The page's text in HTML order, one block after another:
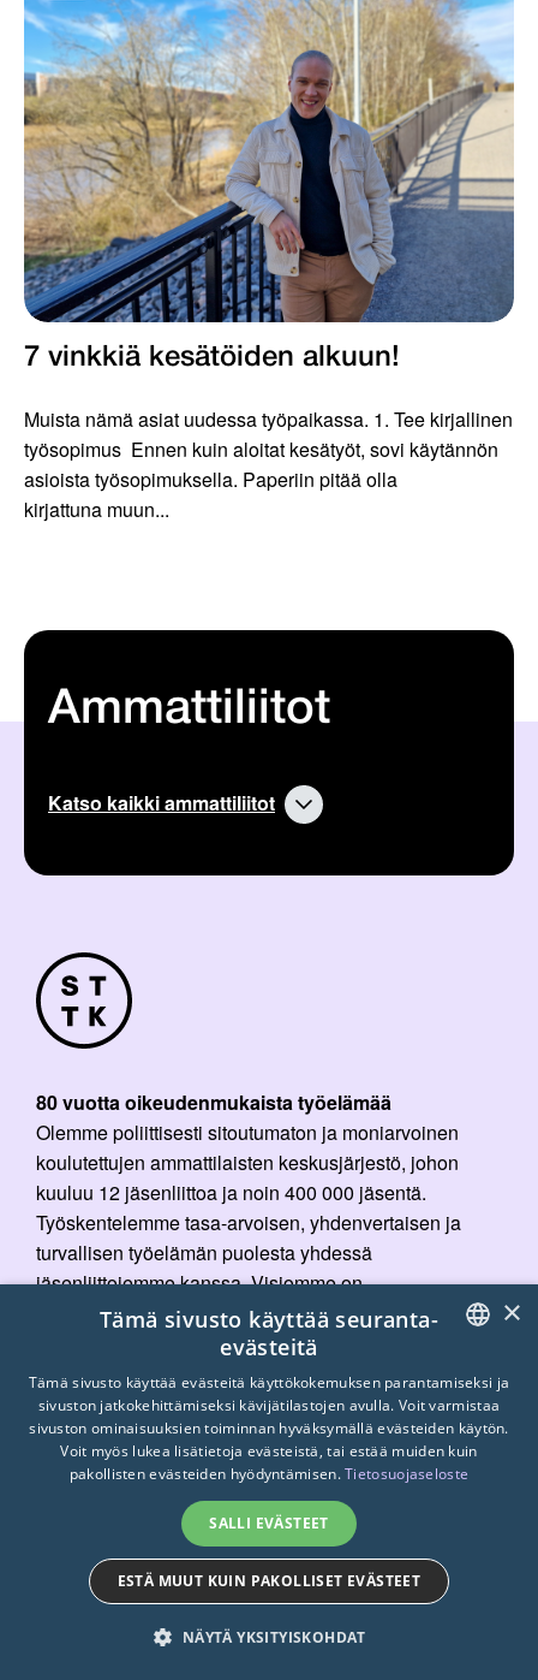
7 vinkkiä kesätöiden alkuun!
Muista nämä asiat uudessa työpaikassa. 1. Tee kirjallinen
työsopimus Ennen kuin aloitat kesätyöt, sovi käytännön
asioista työsopimuksella. Paperiin pitää olla
kirjattuna muun...
Ammattiliitot
Katso kaikki ammattiliitot
80 vuotta oikeudenmukaista työelämää
Olemme poliittisesti sitoutumaton ja moniarvoinen
koulutettujen ammattilaisten keskusjärjestö, johon
kuuluu 12 jäsenliittoa ja noin 400 000 jäsentä.
Työskentelemme tasa-arvoisen, yhdenvertaisen ja
turvallisen työelämän puolesta yhdessä
jäsenliittojemme kanssa. Visiomme on
oikeudenmukainen työelämä.
Yhteystiedot
sttk@sttk.fi
STTK ryMikonkatu 8 A, 00100 Helsinki, PL 421,
00101 Helsinki
FINNISH
SWEDISH
×
Tämä sivusto käyttää seuranta-
evästeitä
Tämä sivusto käyttää evästeitä käyttökokemuksen parantamiseksi ja
sivuston jatkokehittämiseksi kävijätilastojen avulla. Voit varmistaa
sivuston ominaisuuksien toiminnan hyväksymällä evästeiden käytön.
Voit myös lukea lisätietoja evästeistä, tai estää muiden kuin
pakollisten evästeiden hyödyntämisen.Tietosuojaseloste
SALLI EVÄSTEET
ESTÄ MUUT KUIN PAKOLLISET EVÄSTEET
NÄYTÄ YKSITYISKOHDAT